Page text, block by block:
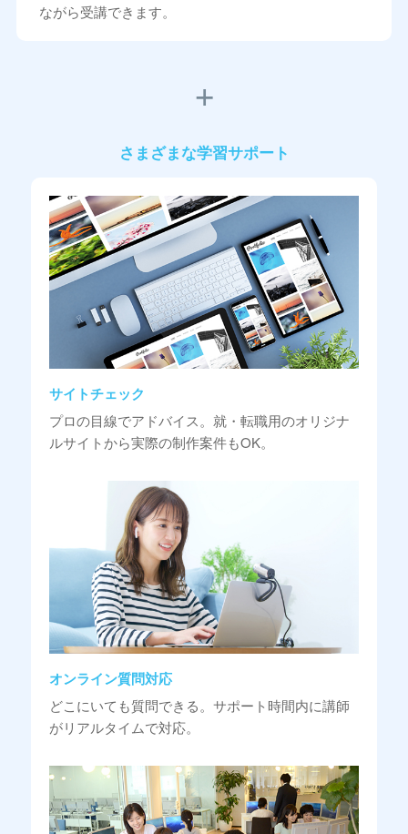
ながら受講できます。
さまざまな学習サポート
サイトチェック
プロの目線でアドバイス。就・転職用のオリジナ
ルサイトから実際の制作案件もOK。
オンライン質問対応
どこにいても質問できる。サポート時間内に講師
がリアルタイムで対応。